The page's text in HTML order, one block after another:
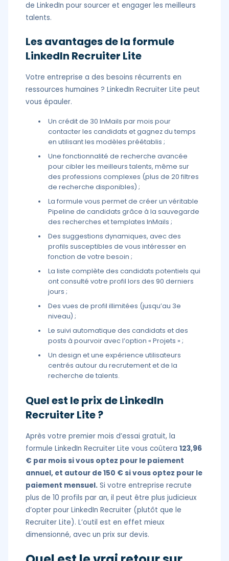
de LinkedIn pour sourcer et engager les meilleurs
talents.
Les avantages de la formule
LinkedIn Recruiter Lite
Votre entreprise a des besoins récurrents en
ressources humaines ? LinkedIn Recruiter Lite peut
vous épauler.
Un crédit de 30 InMails par mois pour
contacter les candidats et gagnez du temps
en utilisant les modèles préétablis ;
Une fonctionnalité de recherche avancée
pour cibler les meilleurs talents, même sur
des professions complexes (plus de 20 filtres
de recherche disponibles) ;
La formule vous permet de créer un véritable
Pipeline de candidats grâce à la sauvegarde
des recherches et templates InMails ;
Des suggestions dynamiques, avec des
profils susceptibles de vous intéresser en
fonction de votre besoin ;
La liste complète des candidats potentiels qui
ont consulté votre profil lors des 90 derniers
jours ;
Des vues de profil illimitées (jusqu’au 3e
niveau) ;
Le suivi automatique des candidats et des
posts à pourvoir avec l’option « Projets » ;
Un design et une expérience utilisateurs
centrés autour du recrutement et de la
recherche de talents.
Quel est le prix de LinkedIn
Recruiter Lite ?
Après votre premier mois d’essai gratuit, la
formule LinkedIn Recruiter Lite vous coûtera 123,96
€ par mois si vous optez pour le paiement
annuel, et autour de 150 € si vous optez pour le
paiement mensuel. Si votre entreprise recrute
plus de 10 profils par an, il peut être plus judicieux
d’opter pour LinkedIn Recruiter (plutôt que le
Recruiter Lite). L’outil est en effet mieux
dimensionné, avec un prix sur devis.